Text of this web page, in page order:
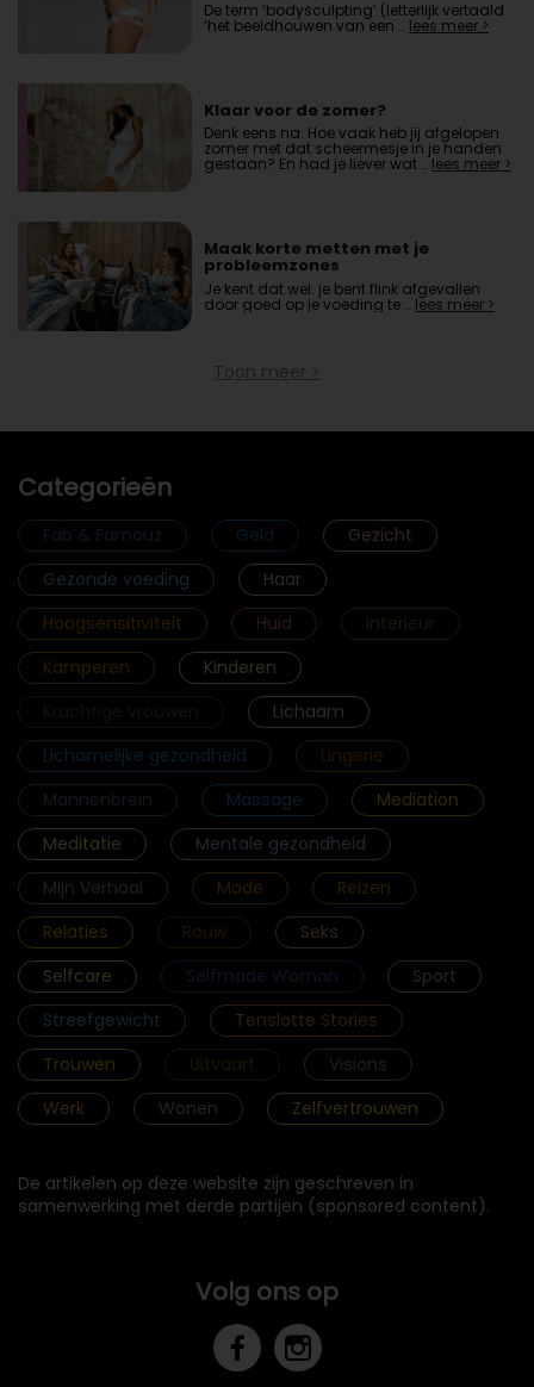
De term ‘bodysculpting’ (letterlijk vertaald
‘het beeldhouwen van een … lees meer >
Klaar voor de zomer?
Denk eens na. Hoe vaak heb jij afgelopen
zomer met dat scheermesje in je handen
gestaan? En had je liever wat …lees meer >
Maak korte metten met je
probleemzones
Je kent dat wel: je bent flink afgevallen
door goed op je voeding te … lees meer >
Toon meer >
Categorieën
Fab & Famouz Geld
Gezicht
Gezonde voeding
Haar
Hoogsensitiviteit
Huid
Interieur
Kamperen
Kinderen
Lichaam
Lichamelijke gezondheid
Lingerie
Mannenbrein
Massage
Mediation
Meditatie
Mentale gezondheid
Mijn Verhaal
Mode
Reizen
Relaties
Rouw
Seks
Selfcare
Selfmade Woman
Sport
Streefgewicht
Tenslotte Stories
Trouwen
Uitvaart
Visions
Werk
Wonen Zelfvertrouwen
De artikelen op deze website zijn geschreven in
samenwerking met derde partijen (sponsored content).
Volg ons op